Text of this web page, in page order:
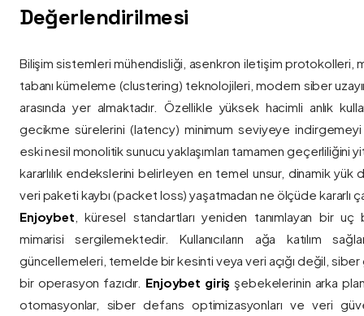
Değerlendirilmesi
Bilişim sistemleri mühendisliği, asenkron iletişim protokolleri,
tabanı kümeleme (clustering) teknolojileri, modern siber
arasında yer almaktadır. Özellikle yüksek hacimli anlık
gecikme sürelerini (latency) minimum seviyeye
eski nesil monolitik sunucu yaklaşımları tamamen geçerliliğini
kararlılık endekslerini belirleyen en temel unsur, dinamik yük
veri paketi kaybı (packet loss) yaşatmadan ne ölçüde kararlı
Enjoybet , küresel standartları yeniden tanımlayan bir
mimarisi sergilemektedir. Kullanıcıların ağa katılım
güncellemeleri, temelde bir kesinti veya veri açığı değil, siber
bir operasyon fazıdır. Enjoybet giriş şebekelerinin arka
otomasyonlar, siber defans optimizasyonları ve veri